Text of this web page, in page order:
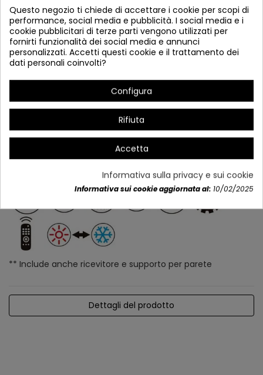
En Stock
Ventilatore LOWA
** Include anche ricevitore e supporto per parete
Dettagli del prodotto
Questo negozio ti chiede di accettare i cookie per scopi di
performance, social media e pubblicità. I social media e i
cookie pubblicitari di terze parti vengono utilizzati per
fornirti funzionalità dei social media e annunci
personalizzati. Accetti questi cookie e il trattamento dei
dati personali coinvolti?
Configura
Rifiuta
Accetta
Informativa sulla privacy e sui cookie
Informativa sui cookie aggiornata al: 10/02/2025